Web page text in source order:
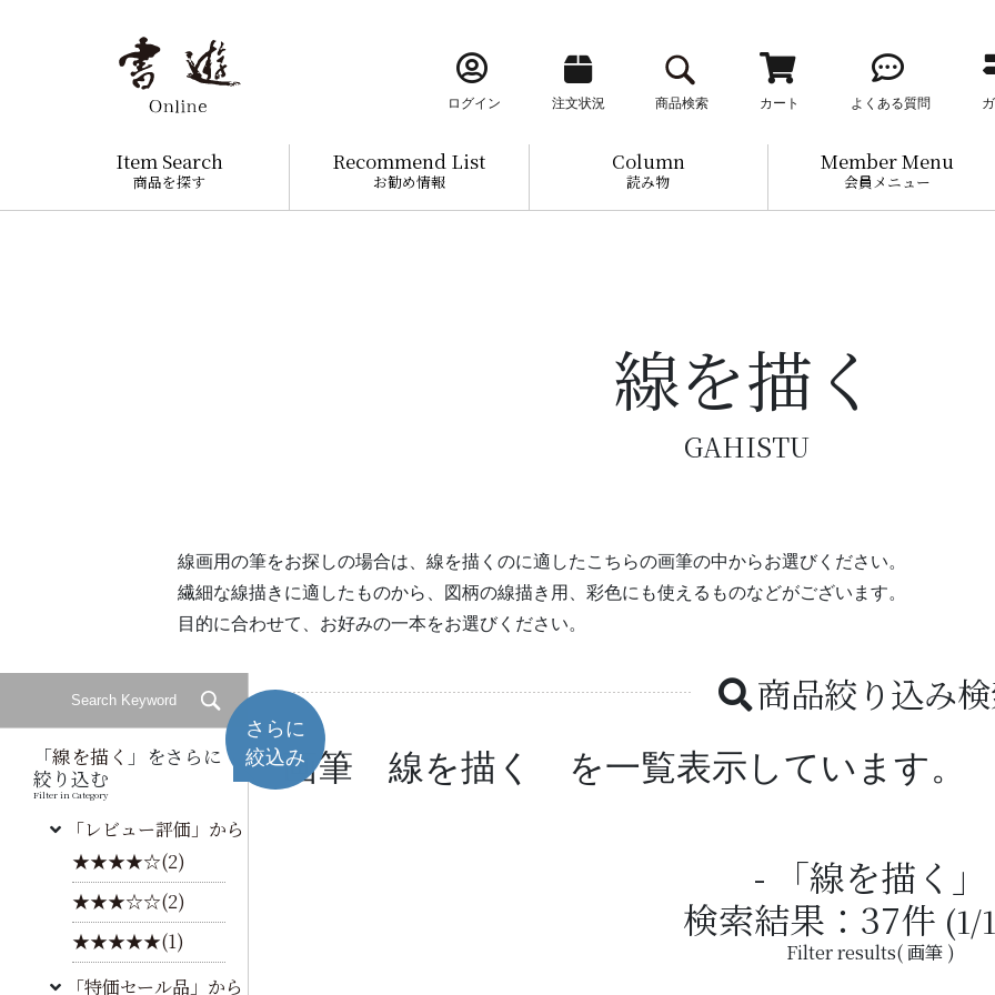
ログイン 注文状況 商品検索 カート よくある質問
Item Search
商品を探す
Recommend List
お勧め情報
Column
読み物
Member Menu
会員メニュー
線を描く
GAHISTU
線画用の筆をお探しの場合は、線を描くのに適したこちらの画筆の中からお選びください。
繊細な線描きに適したものから、図柄の線描き用、彩色にも使えるものなどがございます。
目的に合わせて、お好みの一本をお選びください。
商品絞り込み
画筆 線を描く を一覧表示しています。
「線を描く」
検索結果： 37件 (1/
Filter results( 画筆 )
「線を描く 」をさらに
絞り込む
Filter in Category
さらに
絞込み
「レビュー評価」から
★★★★☆(2)
★★★☆☆(2)
★★★★★(1)
「特価セール品」から